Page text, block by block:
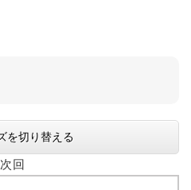
を切り替える
次回